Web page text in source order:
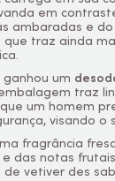
em
ambaradas e do
traz ainda
ganhou um
traz
um homem
visando o
fragrância
das notas
vetiver des